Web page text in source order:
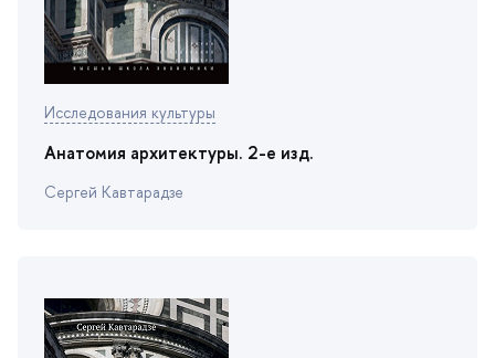
Исследования культуры
Анатомия архитектуры. 2-е изд.
Сергей Кавтарадзе